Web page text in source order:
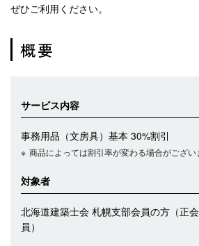
ぜひご利用ください。
概要
サービス内容
事務用品（文房具）基本 30%割引
商品によっては割引率が変わる場合がござい
対象者
北海道建築士会 札幌支部会員の方（正
員）